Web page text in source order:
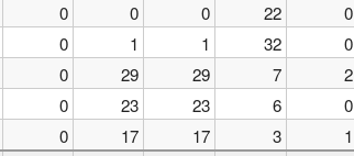
0 0 0 22 0
0 1 1 32 0
0 29 29 7 2
0 23 23 6 0
0 17 17 3 1